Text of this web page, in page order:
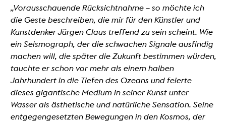
„Vorausschauende Rücksichtnahme – so möchte ich
die Geste beschreiben, die mir für den Künstler und
Kunstdenker Jürgen Claus treffend zu sein scheint. Wie
ein Seismograph, der die schwachen Signale ausfindig
machen will, die später die Zukunft bestimmen würden,
tauchte er schon vor mehr als einem halben
Jahrhundert in die Tiefen des Ozeans und feierte
dieses gigantische Medium in seiner Kunst unter
Wasser als ästhetische und natürliche Sensation. Seine
entgegengesetzten Bewegungen in den Kosmos, der